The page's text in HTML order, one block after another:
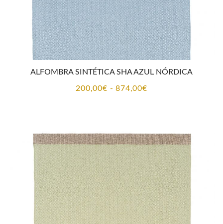
ALFOMBRA SINTÉTICA SHA AZUL NÓRDICA
200,00€ - 874,00€Rango
200,00€
hasta
874,00€